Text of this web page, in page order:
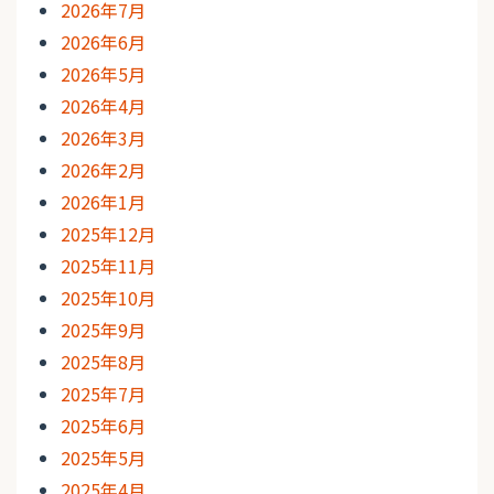
2026年7月
2026年6月
2026年5月
2026年4月
2026年3月
2026年2月
2026年1月
2025年12月
2025年11月
2025年10月
2025年9月
2025年8月
2025年7月
2025年6月
2025年5月